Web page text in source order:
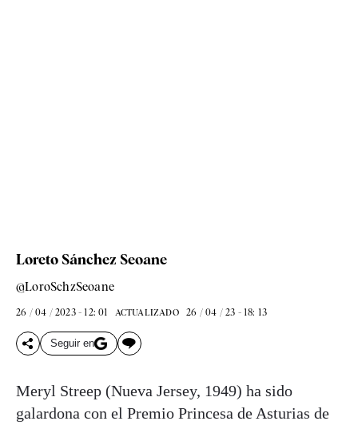
Loreto Sánchez Seoane
@LoroSchzSeoane
26 / 04 / 2023 - 12: 01 ACTUALIZADO 26 / 04 / 23 - 18: 13
Seguir en
Meryl Streep (Nueva Jersey, 1949) ha sido
galardona con el Premio Princesa de Asturias de